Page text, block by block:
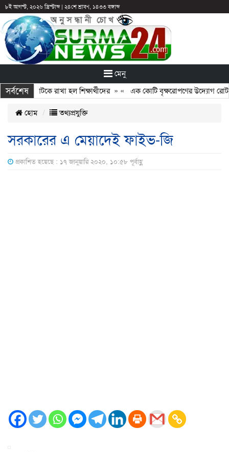
৮ই আগস্ট, ২০২৬ খ্রিস্টাব্দ| ২৪শে শ্রাবণ, ১৪৩৩ বঙ্গাব্দ
মেনু
সর্বশেষ
পরও আটকে রাখা হল শিক্ষার্থীদের» «এক কোটি বৃক্ষরোপণের উদ্যোগ
হোম তথ্যপ্রযুক্তি
সরকারের এ মেয়াদেই ফাইভ-জি
প্রকাশিত হয়েছে : ১৭ জানুয়ারি ২০২০, ১০:৫৮ পূর্বাহ্ণ